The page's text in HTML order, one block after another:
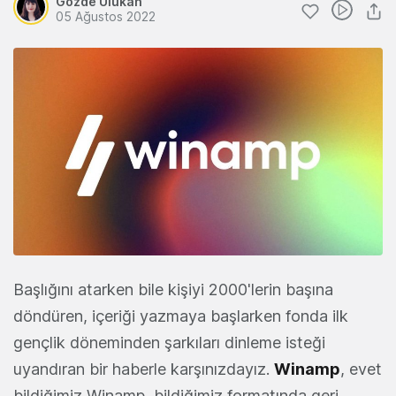
05 Ağustos 2022
Başlığını atarken bile kişiyi 2000'lerin başına
döndüren, içeriği yazmaya başlarken fonda ilk
gençlik döneminden şarkıları dinleme isteği
uyandıran bir haberle karşınızdayız. Winamp, evet